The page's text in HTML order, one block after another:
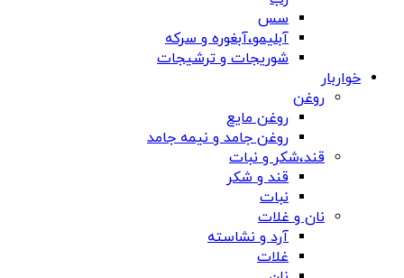
سس
آبلیمو،آبغوره و سرکه
شوریجات و ترشیجات
خواربار
روغن
روغن مایع
روغن جامد و نیمه جامد
قند،شکر و نبات
قند و شکر
نبات
نان و غلات
آرد و نشاسته
غلات